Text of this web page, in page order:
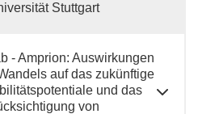
Stuttgart
- Amprion: Auswirkungen
auf das zukünftige
und das
von